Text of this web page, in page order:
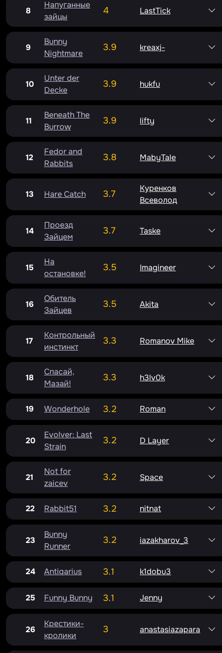
8
Напуганные
зайцы
4 LastTick
9
Bunny
Nightmare
3.9 kreaxj-
10
Unter der
Decke
3.9 hukfu
11
Beneath The
Burrow
3.9 lifty
12
Fedor and
Rabbits
3.8 MabyTale
13 Hare Catch 3.7
Куренков
Всеволод
14
Проезд
Зайцем
3.7 Taske
15
На
остановке!
3.5 Imagineer
16
Обитель
Зайцев
3.5 Akita
17
Контрольный
инстинкт
3.3 Romanov Mike
18
Спасай,
Мазай!
3.3 h3lv0k
19 Wonderhole 3.2 Roman
20
Evolver: Last
Strain
3.2 D Layer
21
Not for
zaicev
3.2 Space
22 Rabbit51 3.2 nitnat
23
Bunny
Runner
3.2 iazakharov_3
24 Antiqarius 3.1 k1dobu3
25 Funny Bunny 3.1 Jenny
26
Крестики-
кролики
3 anastasiazapara